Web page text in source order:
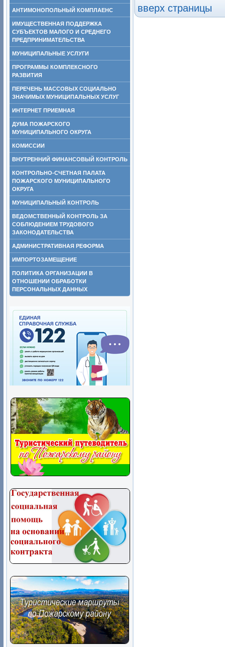
АНТИМОНОПОЛЬНЫЙ КОМПЛАЕНС
ИМУЩЕСТВЕННАЯ ПОДДЕРЖКА
СУБЪЕКТОВ МАЛОГО И СРЕДНЕГО
ПРЕДПРИНИМАТЕЛЬСТВА
МУНИЦИПАЛЬНЫЕ УСЛУГИ
ПРОГРАММЫ КОМПЛЕКСНОГО
РАЗВИТИЯ
ПЕРЕЧЕНЬ МАССОВЫХ СОЦИАЛЬНО
ЗНАЧИМЫХ МУНИЦИПАЛЬНЫХ УСЛУГ
ИНТЕРНЕТ ПРИЕМНАЯ
ДУМА ПОЖАРСКОГО
МУНИЦИПАЛЬНОГО ОКРУГА
КОМИССИИ
ВНУТРЕННИЙ ФИНАНСОВЫЙ КОНТРОЛЬ
КОНТРОЛЬНО-СЧЕТНАЯ ПАЛАТА
ПОЖАРСКОГО МУНИЦИПАЛЬНОГО
ОКРУГА
МУНИЦИПАЛЬНЫЙ КОНТРОЛЬ
ВЕДОМСТВЕННЫЙ КОНТРОЛЬ ЗА
СОБЛЮДЕНИЕМ ТРУДОВОГО
ЗАКОНОДАТЕЛЬСТВА
АДМИНИСТРАТИВНАЯ РЕФОРМА
ИМПОРТОЗАМЕЩЕНИЕ
ПОЛИТИКА ОРГАНИЗАЦИИ В
ОТНОШЕНИИ ОБРАБОТКИ
ПЕРСОНАЛЬНЫХ ДАННЫХ
вверх страницы